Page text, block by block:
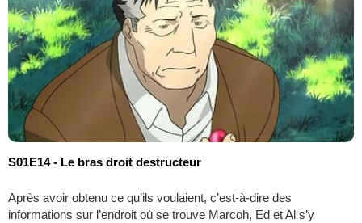
S01E14 - Le bras droit destructeur
Après avoir obtenu ce qu’ils voulaient, c’est-à-dire des
informations sur l’endroit où se trouve Marcoh, Ed et Al s’y